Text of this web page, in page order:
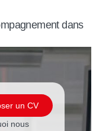
dans
un CV
nous